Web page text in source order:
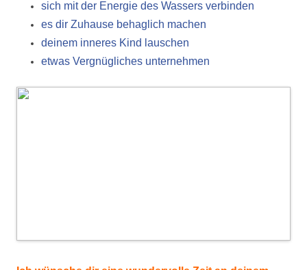
sich mit der Energie des Wassers verbinden
es dir Zuhause behaglich machen
deinem inneres Kind lauschen
etwas Vergnügliches unternehmen